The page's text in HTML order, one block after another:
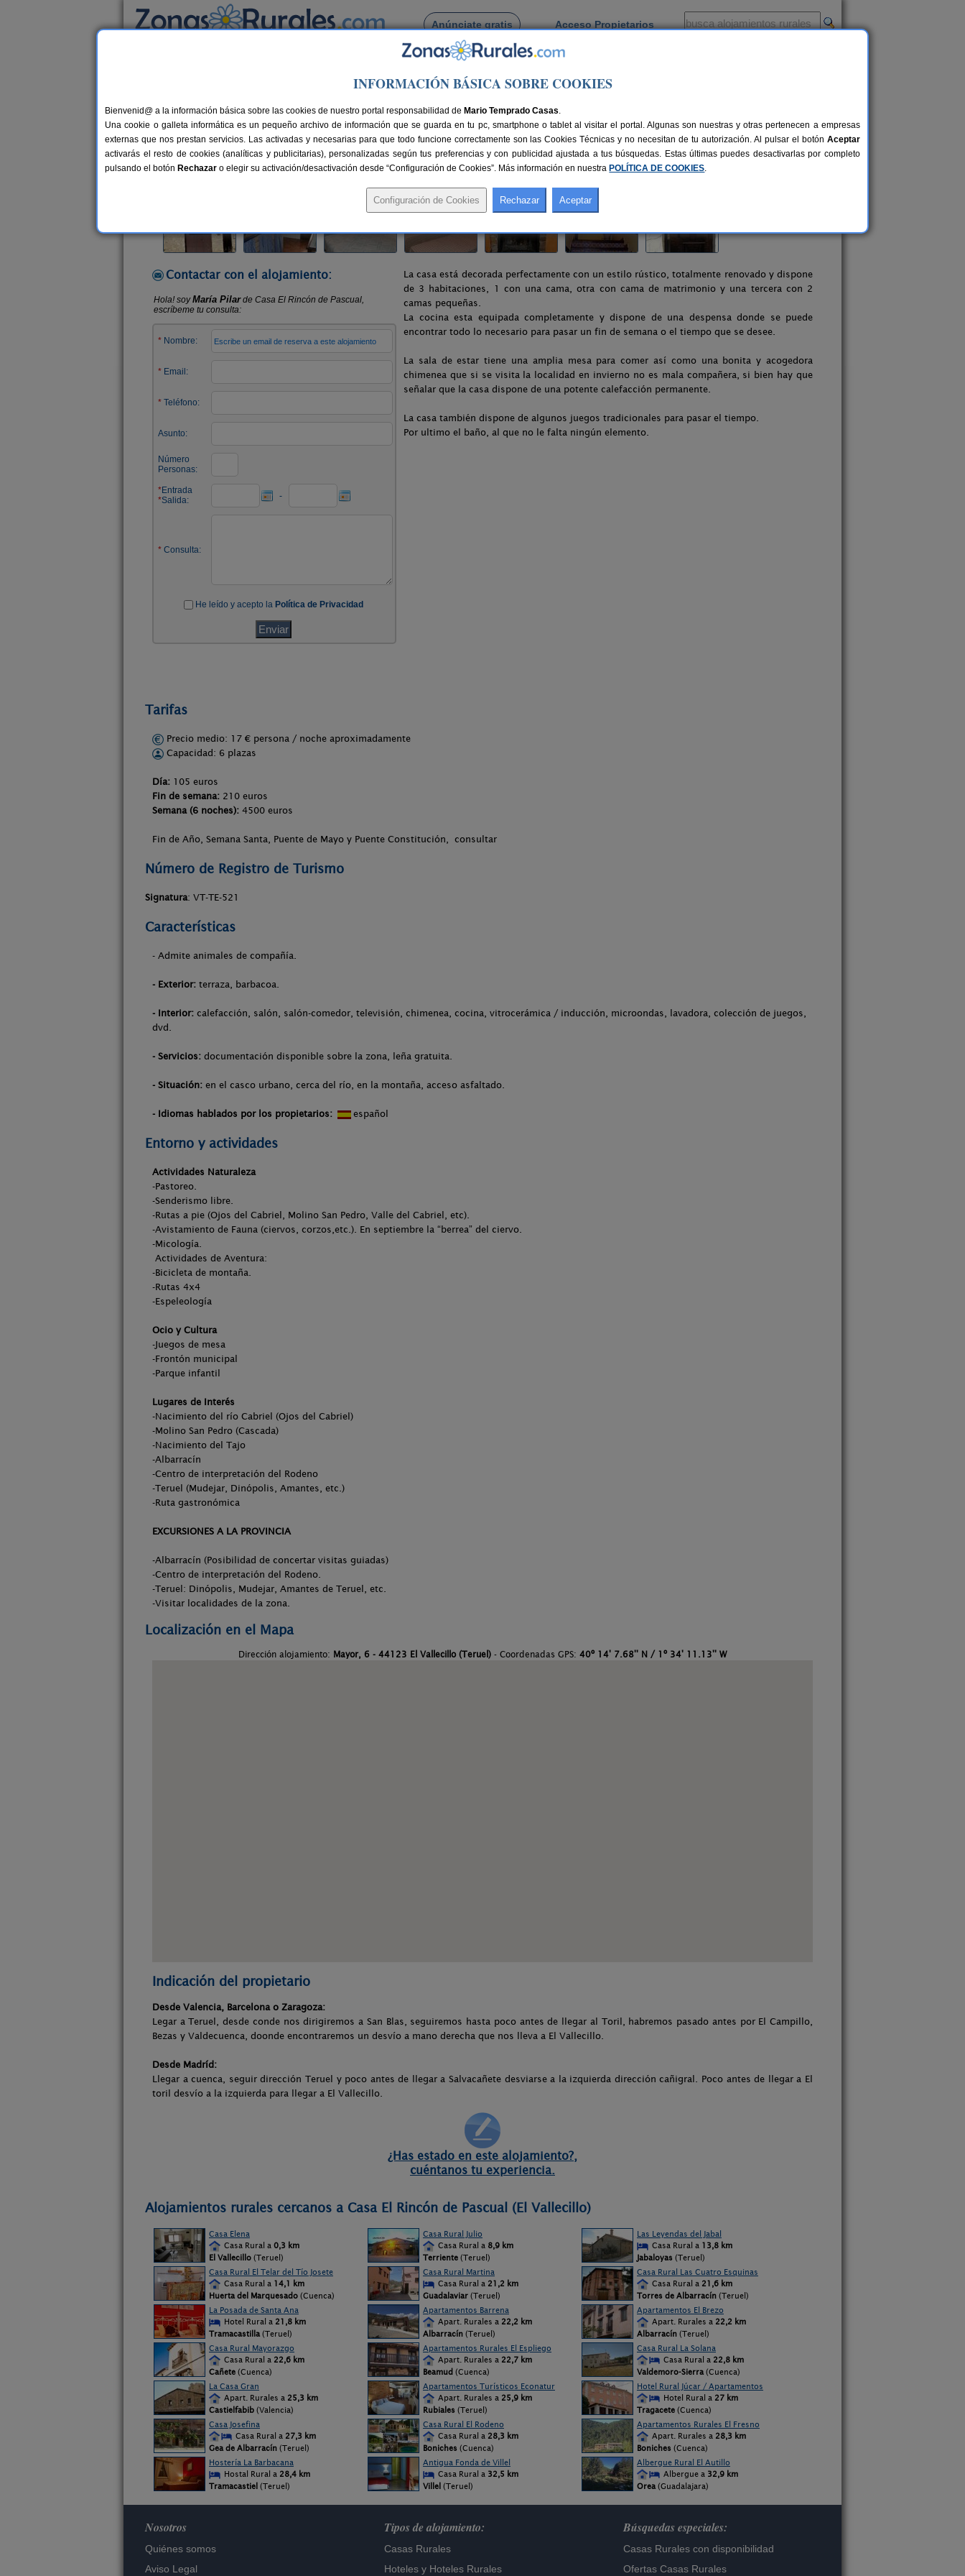
Anúnciate gratis Acceso Propietarios
Busca por pueblo
> Casa El Rincón de Pascual
Casa El Rincón de Pascual
Casa Rural en El Vallecillo (Teruel)
Alquiler completo 6 plazas 55 km de Teruel Compartir:
Contactar con el alojamiento:
La casa está decorada perfectamente con un estilo rústico, totalmente renovado y dispone
de 3 habitaciones, 1 con una cama, otra con cama de matrimonio y una tercera con 2
camas pequeñas.
La cocina esta equipada completamente y dispone de una despensa donde se puede
encontrar todo lo necesario para pasar un fin de semana o el tiempo que se desee.
La sala de estar tiene una amplia mesa para comer así como una bonita y acogedora
chimenea que si se visita la localidad en invierno no es mala compañera, si bien hay que
señalar que la casa dispone de una potente calefacción permanente.
La casa también dispone de algunos juegos tradicionales para pasar el tiempo.
Por ultimo el baño, al que no le falta ningún elemento.
Tarifas
Precio medio: 17 € persona / noche aproximadamente
Capacidad: 6 plazas
Día: 105 euros
Fin de semana: 210 euros
Semana (6 noches): 4500 euros
Fin de Año, Semana Santa, Puente de Mayo y Puente Constitución, consultar
Número de Registro de Turismo
Signatura: VT-TE-521
Características
- Admite animales de compañía.
- Exterior: terraza, barbacoa.
- Interior: calefacción, salón, salón-comedor, televisión, chimenea, cocina, vitrocerámica / inducción, microondas, lavadora, colección de juegos,
dvd.
- Servicios: documentación disponible sobre la zona, leña gratuita.
- Situación: en el casco urbano, cerca del río, en la montaña, acceso asfaltado.
- Idiomas hablados por los propietarios: español
Entorno y actividades
Actividades Naturaleza
-Pastoreo.
-Senderismo libre.
-Rutas a pie (Ojos del Cabriel, Molino San Pedro, Valle del Cabriel, etc).
-Avistamiento de Fauna (ciervos, corzos,etc.). En septiembre la “berrea” del ciervo.
-Micología.
Actividades de Aventura:
-Bicicleta de montaña.
-Rutas 4x4
-Espeleología
Ocio y Cultura
-Juegos de mesa
-Frontón municipal
-Parque infantil
Lugares de Interés
-Nacimiento del río Cabriel (Ojos del Cabriel)
-Molino San Pedro (Cascada)
-Nacimiento del Tajo
-Albarracín
-Centro de interpretación del Rodeno
-Teruel (Mudejar, Dinópolis, Amantes, etc.)
-Ruta gastronómica
EXCURSIONES A LA PROVINCIA
-Albarracín (Posibilidad de concertar visitas guiadas)
-Centro de interpretación del Rodeno.
-Teruel: Dinópolis, Mudejar, Amantes de Teruel, etc.
-Visitar localidades de la zona.
Localización en el Mapa
Dirección alojamiento: Mayor, 6 - 44123 El Vallecillo (Teruel) - Coordenadas GPS: 40º 14' 7.68'' N / 1º 34' 11.13'' W
Indicación del propietario
Desde Valencia, Barcelona o Zaragoza:
Legar a Teruel, desde conde nos dirigiremos a San Blas, seguiremos hasta poco antes de llegar al Toril, habremos pasado antes por El Campillo,
Bezas y Valdecuenca, doonde encontraremos un desvío a mano derecha que nos lleva a El Vallecillo.
Desde Madríd:
Llegar a cuenca, seguir dirección Teruel y poco antes de llegar a Salvacañete desviarse a la izquierda dirección cañigral. Poco antes de llegar a El
toril desvío a la izquierda para llegar a El Vallecillo.
¿Has estado en este alojamiento?,
cuéntanos tu experiencia.
Alojamientos rurales cercanos a Casa El Rincón de Pascual (El Vallecillo)
Casa Elena
Casa Rural a 0,3 km
El Vallecillo (Teruel)
Casa Rural Julio
Casa Rural a 8,9 km
Terriente (Teruel)
Las Leyendas del Jabal
Casa Rural a 13,8 km
Jabaloyas (Teruel)
Casa Rural El Telar del Tío Josete
Casa Rural a 14,1 km
Huerta del Marquesado (Cuenca)
Casa Rural Martina
Casa Rural a 21,2 km
Guadalaviar (Teruel)
Casa Rural Las Cuatro Esquinas
Casa Rural a 21,6 km
Torres de Albarracín (Teruel)
La Posada de Santa Ana
Hotel Rural a 21,8 km
Tramacastilla (Teruel)
Apartamentos Barrena
Apart. Rurales a 22,2 km
Albarracín (Teruel)
Apartamentos El Brezo
Apart. Rurales a 22,2 km
Albarracín (Teruel)
Casa Rural Mayorazgo
Casa Rural a 22,6 km
Cañete (Cuenca)
Apartamentos Rurales El Espliego
Apart. Rurales a 22,7 km
Beamud (Cuenca)
Casa Rural La Solana
Casa Rural a 22,8 km
Valdemoro-Sierra (Cuenca)
La Casa Gran
Apart. Rurales a 25,3 km
Castielfabib (Valencia)
Apartamentos Turísticos Econatur
Apart. Rurales a 25,9 km
Rubiales (Teruel)
Hotel Rural Júcar / Apartamentos
Hotel Rural a 27 km
Tragacete (Cuenca)
Casa Josefina
Casa Rural a 27,3 km
Gea de Albarracín (Teruel)
Casa Rural El Rodeno
Casa Rural a 28,3 km
Boniches (Cuenca)
Apartamentos Rurales El Fresno
Apart. Rurales a 28,3 km
Boniches (Cuenca)
Hostería La Barbacana
Hostal Rural a 28,4 km
Tramacastiel (Teruel)
Antigua Fonda de Villel
Casa Rural a 32,5 km
Villel (Teruel)
Albergue Rural El Autillo
Albergue a 32,9 km
Orea (Guadalajara)
Nosotros
Quiénes somos
Aviso Legal
Tipos de alojamiento:
Casas Rurales
Hoteles y Hoteles Rurales
Búsquedas especiales:
Casas Rurales con disponibilidad
Ofertas Casas Rurales
INFORMACIÓN BÁSICA SOBRE COOKIES
Bienvenid@ a la información básica sobre las cookies de nuestro portal responsabilidad de Mario Temprado Casas.
Una cookie o galleta informática es un pequeño archivo de información que se guarda en tu pc, smartphone o tablet al visitar el portal. Algunas son nuestras y otras pertenecen a empresas
externas que nos prestan servicios. Las activadas y necesarias para que todo funcione correctamente son las Cookies Técnicas y no necesitan de tu autorización. Al pulsar el botón Aceptar
activarás el resto de cookies (analíticas y publicitarias), personalizadas según tus preferencias y con publicidad ajustada a tus búsquedas. Estas últimas puedes desactivarlas por completo
pulsando el botón Rechazar o elegir su activación/desactivación desde “Configuración de Cookies”. Más información en nuestra POLÍTICA DE COOKIES.